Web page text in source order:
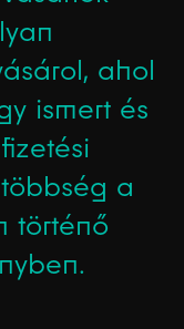
ahol
ismert és
a
történő